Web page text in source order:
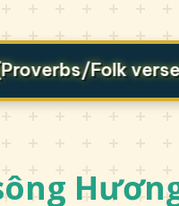
Folk verses)